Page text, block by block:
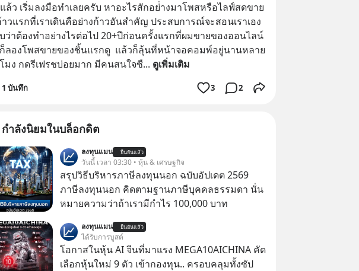
ล้ว เริ่มลงมือทำเลยครับ หาอะไรสักอย่่างมาโพสหรือไลฟ์สดขาย
วแรกที่เราเดินคือย่างก้าวอันสำคัญ ประสบการณ์จะสอนเราเอง
ว่าต้องทำอย่างไรต่อไป 20+ปีก่อนครั้งแรกที่ผมขายของออนไลน์
ลองโพสขายของชิ้นแรกดู  แล้วก็ลุ้นที่หน้าจอคอมพ์อยู่นานหลาย
มง กดรีเฟรชบ่อยมาก มีคนสนใจซื... ดูเพิ่มเติม
1 บันทึก 3 2
กำลังนิยมในบล็อกดิต
ลงทุนแมน ยืนยันแล้ว
วันนี้ เวลา 03:30 • หุ้น & เศรษฐกิจ
สรุปวิธีบริหารภาษีลงทุนนอก ฉบับอัปเดต 2569
ภาษีลงทุนนอก คิดตามฐานภาษีบุคคลธรรมดา นั่น
หมายความว่าถ้าเรามีกำไร 100,000 บาท
ลงทุนแมน ยืนยันแล้ว
ได้รับการบูสต์
โอกาสในหุ้น AI จีนที่มาแรง MEGA10AICHINA คัด
เลือกหุ้นใหม่ 9 ตัว เข้ากองทุน.. ครอบคลุมทั้งซัป